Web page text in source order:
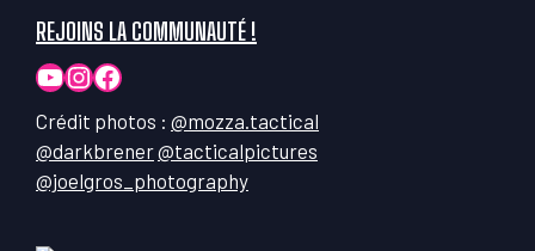
REJOINS LA COMMUNAUTÉ !
YouTube
Instagram
Facebook
Crédit photos : @mozza.tactical
@darkbrener@tacticalpictures
@joelgros_photography